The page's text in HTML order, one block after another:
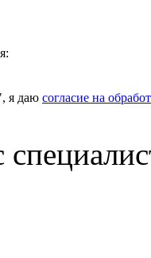
я даю согласие на